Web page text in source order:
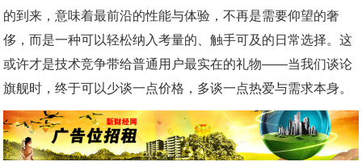
的到来，意味着最前沿的性能与体验，不再是需要仰望的奢
侈，而是一种可以轻松纳入考量的、触手可及的日常选择。这
或许才是技术竞争带给普通用户最实在的礼物——当我们谈论
旗舰时，终于可以少谈一点价格，多谈一点热爱与需求本身。